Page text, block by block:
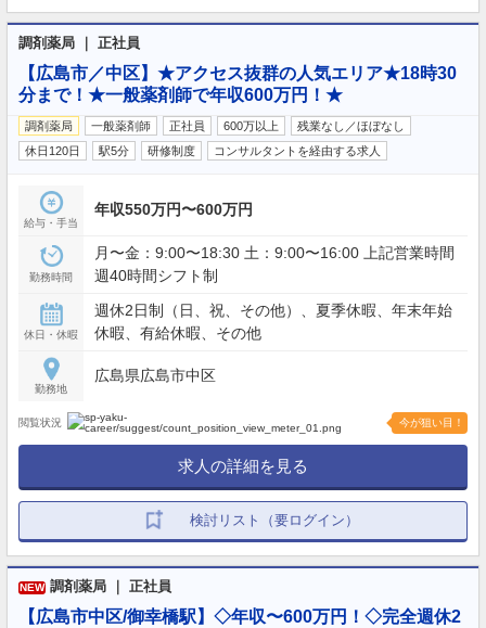
調剤薬局 ｜ 正社員
【広島市／中区】★アクセス抜群の人気エリア★18時30
分まで！★一般薬剤師で年収600万円！★
調剤薬局 一般薬剤師 正社員 600万以上
残業なし／ほぼなし
休日120日
駅5分 研修制度 コンサルタントを経由する求人
給与・手当
年収550万円〜600万円
勤務時間
月〜金：9:00〜18:30 土：9:00〜16:00 上記営業時間
週40時間シフト制
休日・休暇
週休2日制（日、祝、その他）、夏季休暇、年末年始
休暇、有給休暇、その他
勤務地
広島県広島市中区
閲覧状況 今が狙い目！
求人の詳細を見る
検討リスト（要ログイン）
NEW 調剤薬局 ｜ 正社員
【広島市中区/御幸橋駅】◇年収〜600万円！◇完全週休2